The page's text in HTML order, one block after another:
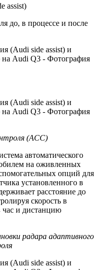
assist)
до, в процессе и после
(ACC)
автоматического
на оживленных
опций для
установленного в
расстояние до
скорость в
час и дистанцию
радара адаптивного